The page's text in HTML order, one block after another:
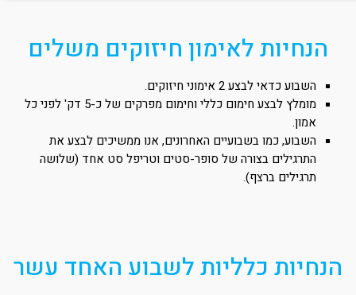
הנחיות לאימון חיזוקים משלים
השבוע כדאי לבצע 2 אימוני חיזוקים.
מומלץ לבצע חימום כללי וחימום מפרקים של כ-5 דק' לפני כל
אמון.
השבוע, כמו בשבועיים האחרונים, אנו ממשיכים לבצע את
התרגילים בצורה של סופר-סטים וטריפל סט אחד (שלושה
תרגילים ברצף).
הנחיות כלליות לשבוע האחד עשר